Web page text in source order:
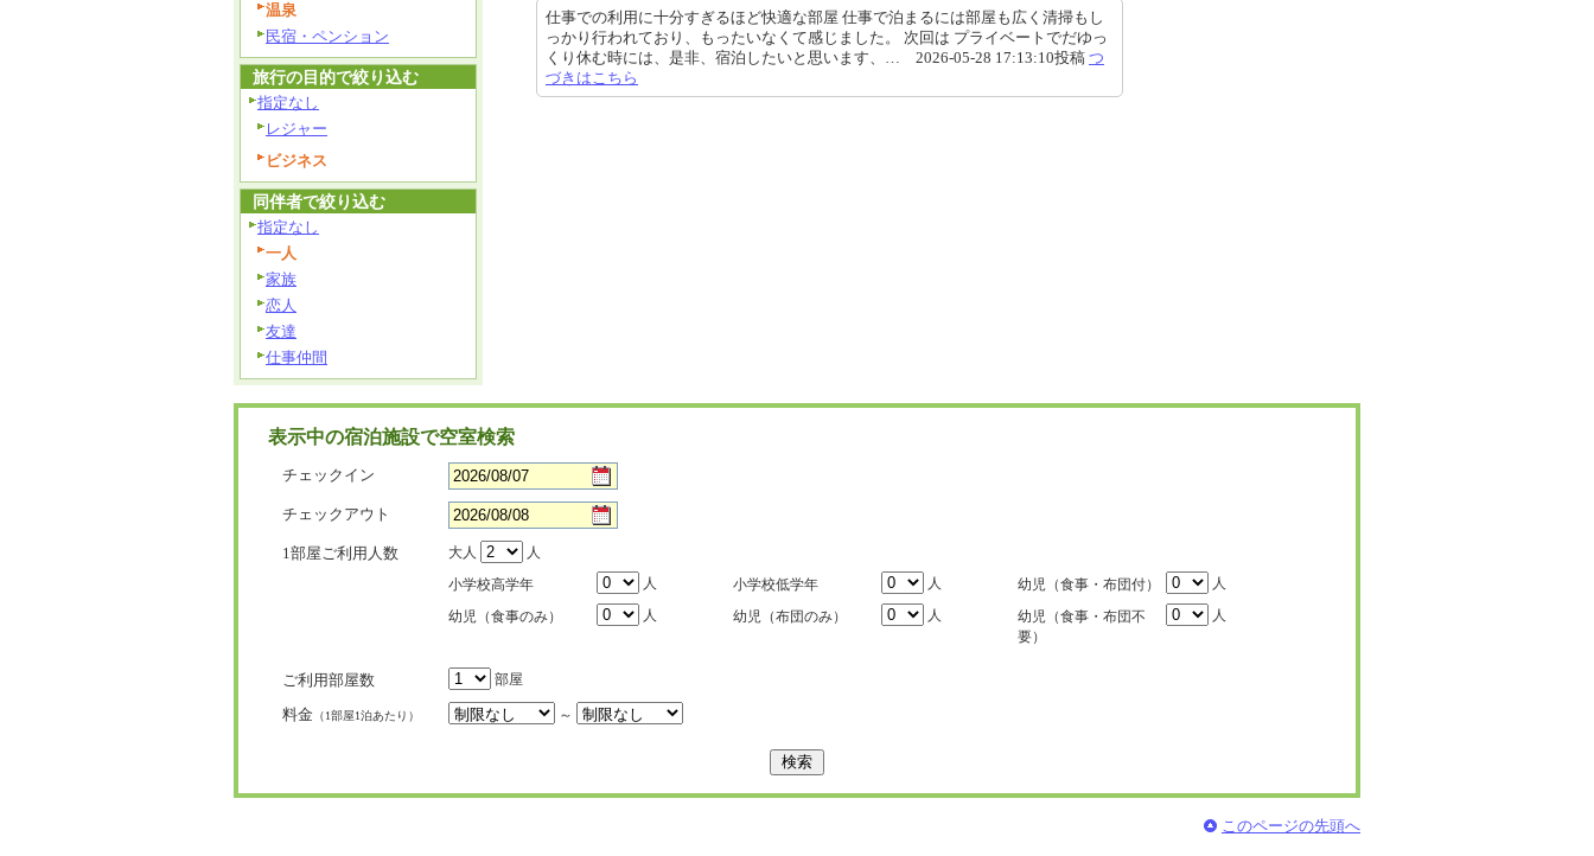
仕事での利用に十分すぎるほど快適な部屋 仕事で泊まるには部屋も広く清掃もし
っかり行われており、もったいなくて感じました。 次回は プライベートでだゆっ
くり休む時には、是非、宿泊したいと思います、… 2026-05-28 17:13:10投稿 つ
づきはこちら
温泉
民宿・ペンション
旅行の目的で絞り込む
指定なし
レジャー
ビジネス
同伴者で絞り込む
指定なし
一人
家族
恋人
友達
仕事仲間
表示中の宿泊施設で空室検索
チェックイン
チェックアウト
1部屋ご利用人数 大人
人
小学校高学年
人 小学校低学年 人 幼児（食事・布団付）
人
幼児（食事のみ）
人 幼児（布団のみ） 人
幼児（食事・布団不
要）
人
ご利用部屋数 部屋
料金 （1部屋1泊あたり） ～
このページの先頭へ